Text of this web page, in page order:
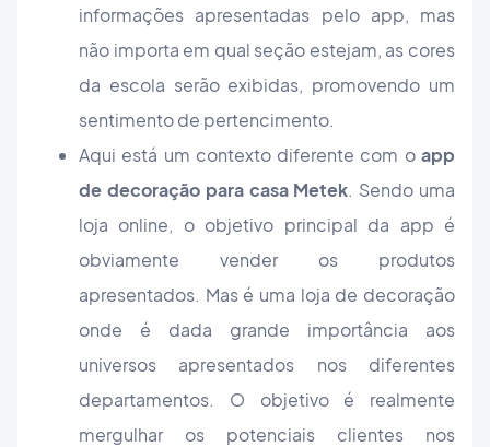
informações apresentadas pelo app, mas
não importa em qual seção estejam, as cores
da escola serão exibidas, promovendo um
sentimento de pertencimento.
Aqui está um contexto diferente com o app
de decoração para casa Metek. Sendo uma
loja online, o objetivo principal da app é
obviamente vender os produtos
apresentados. Mas é uma loja de decoração
onde é dada grande importância aos
universos apresentados nos diferentes
departamentos. O objetivo é realmente
mergulhar os potenciais clientes nos